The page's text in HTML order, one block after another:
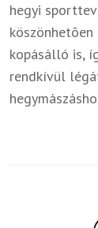
hegyi
kopásálló is,
rendkívül